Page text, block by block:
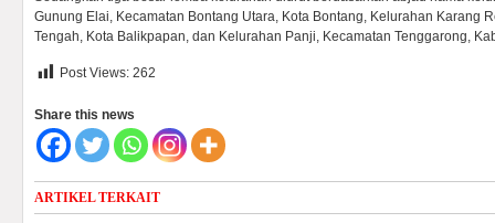
Gunung Elai, Kecamatan Bontang Utara, Kota Bontang, Kelurahan Karang
Tengah, Kota Balikpapan, dan Kelurahan Panji, Kecamatan Tenggarong,
Post Views: 262
Share this news
ARTIKEL TERKAIT